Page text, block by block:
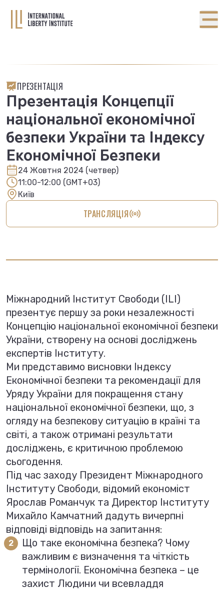
ПРЕЗЕНТАЦІЯ
Презентація Концепції
національної економічної
безпеки України та Індексу
Економічної Безпеки
24 Жовтня 2024 (четвер)
11:00-12:00 (GMT+03)
Київ
ТРАНСЛЯЦІЯ
Міжнародний Інститут Свободи (ILI)
презентує першу за роки незалежності
Концепцію національної економічної безпеки
України, створену на основі досліджень
експертів Інституту.
Ми представимо висновки Індексу
Економічної безпеки та рекомендації для
Уряду України для покращення стану
національної економічної безпеки, що, з
огляду на безпекову ситуацію в країні та
світі, а також отримані результати
досліджень, є критичною проблемою
сьогодення.
Під час заходу Президент Міжнародного
Інституту Свободи, відомий економіст
Ярослав Романчук та Директор Інституту
Михайло Камчатний дадуть вичерпні
відповіді відповідь на запитання:
Що таке економічна безпека? Чому
важливим є визначення та чіткість
термінології. Економічна безпека – це
захист Людини чи всевладдя